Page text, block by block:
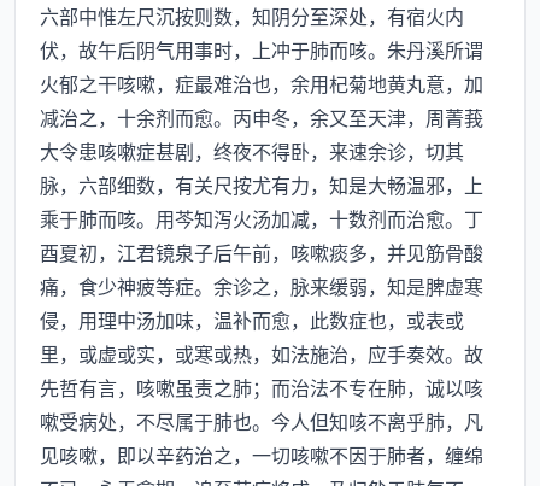
六部中惟左尺沉按则数，知阴分至深处，有宿火内
伏，故午后阴气用事时，上冲于肺而咳。朱丹溪所谓
火郁之干咳嗽，症最难治也，余用杞菊地黄丸意，加
减治之，十余剂而愈。丙申冬，余又至天津，周菁莪
大令患咳嗽症甚剧，终夜不得卧，来速余诊，切其
脉，六部细数，有关尺按尤有力，知是大畅温邪，上
乘于肺而咳。用芩知泻火汤加减，十数剂而治愈。丁
酉夏初，江君镜泉子后午前，咳嗽痰多，并见筋骨酸
痛，食少神疲等症。余诊之，脉来缓弱，知是脾虚寒
侵，用理中汤加味，温补而愈，此数症也，或表或
里，或虚或实，或寒或热，如法施治，应手奏效。故
先哲有言，咳嗽虽责之肺；而治法不专在肺，诚以咳
嗽受病处，不尽属于肺也。今人但知咳不离乎肺，凡
见咳嗽，即以辛药治之，一切咳嗽不因于肺者，缠绵